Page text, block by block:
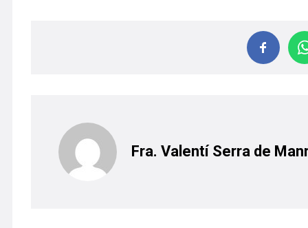
Fra. Valentí Serra de